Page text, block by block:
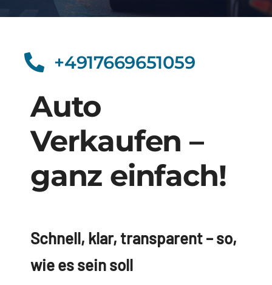
+4917669651059
Auto
Verkaufen –
ganz einfach!
Schnell, klar, transparent – so,
wie es sein soll